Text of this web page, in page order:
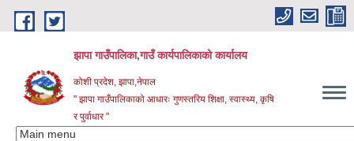
Skip to main content
झापा गाउँपालिका,गाउँ कार्यपालिकाको कार्यालय
कोशी प्रदेश, झापा,नेपाल
" झापा गाउँपालिकाको आधारः गुणस्तरिय शिक्षा, स्वास्थ्य, कृषि
र पुर्वाधार "